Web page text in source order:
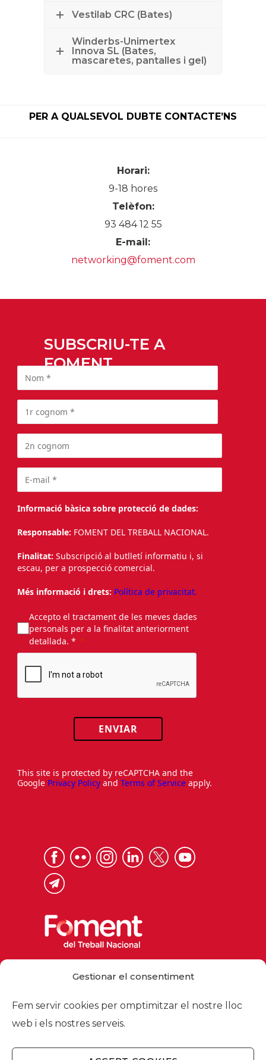
Gestionar el consentiment
Fem servir cookies per omptimitzar el nostre lloc
web i els nostres serveis.
Vestilab CRC (Bates)
Winderbs-Unimertex
Innova SL (Bates,
mascaretes, pantalles i gel)
PER A QUALSEVOL DUBTE CONTACTE’NS
Horari:
9-18 hores
Telèfon:
93 484 12 55
E-mail:
networking@foment.com
SUBSCRIU-TE A
FOMENT
Informació bàsica sobre protecció de dades:
Responsable: FOMENT DEL TREBALL NACIONAL.
Finalitat: Subscripció al butlletí informatiu i, si
escau, per a prospecció comercial.
Més informació i drets: Política de privacitat.
Accepto el tractament de les meves dades
personals per a la finalitat anteriorment
detallada. *
ENVIAR
This site is protected by reCAPTCHA and the
Google Privacy Policy and Terms of Service apply.
foment@foment.com